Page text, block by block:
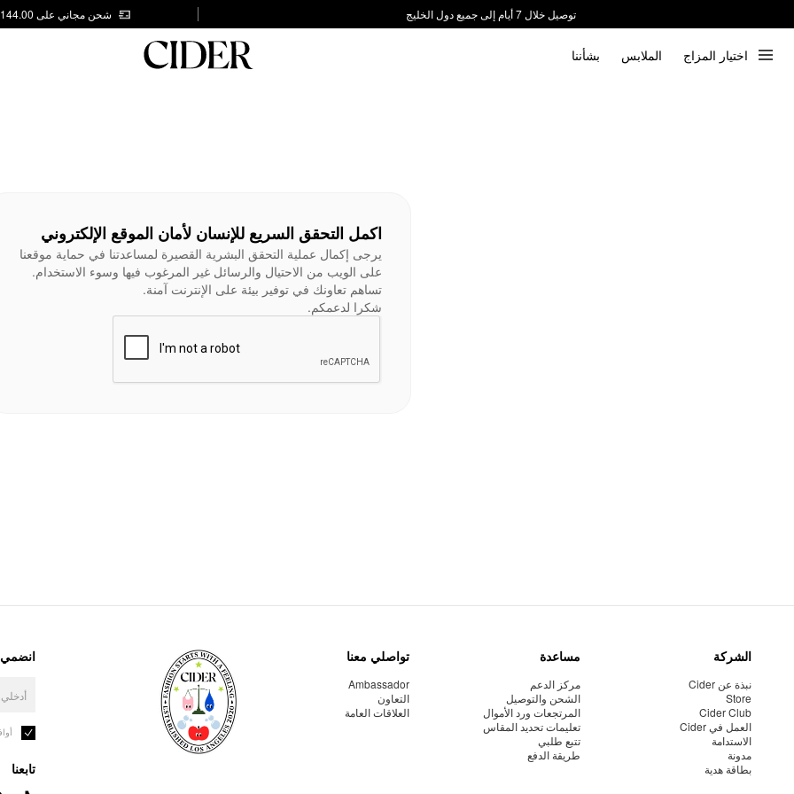
توصيل خلال 7 أيام إلى جميع دول الخليج
شحن مجاني على AED 144.00
اختيار المزاج الملابس بشأننا
اكمل التحقق السريع للإنسان لأمان الموقع الإلكتروني
يرجى إكمال عملية التحقق البشرية القصيرة لمساعدتنا في حماية موقعنا
على الويب من الاحتيال والرسائل غير المرغوب فيها وسوء الاستخدام.
تساهم تعاونك في توفير بيئة على الإنترنت آمنة.
شكرا لدعمكم.
الشركة
نبذة عن Cider
Store
Cider Club
العمل في Cider
الاستدامة
مدونة
بطاقة هدية
مساعدة
مركز الدعم
الشحن والتوصيل
المرتجعات ورد الأموال
تعليمات تحديد المقاس
تتبع طلبي
طريقة الدفع
تواصلي معنا
Ambassador
التعاون
العلاقات العامة
انضمي
تابعنا